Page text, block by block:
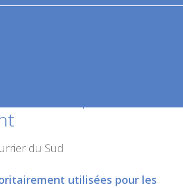
: les
embarquent
du Sud
utilisées pour les